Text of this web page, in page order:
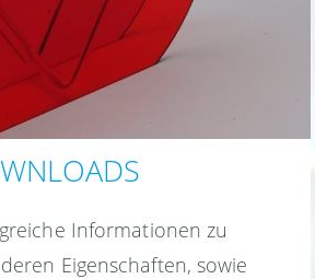
Informationen zu
Eigenschaften, sowie